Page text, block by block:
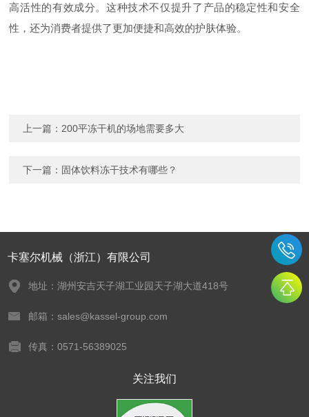
高活性的有效成分。这种技术不仅提升了产品的稳定性和安全
性，还为消费者提供了更加便捷和高效的护肤体验。
上一篇： 200平冻干机的场地需要多大
下一篇： 固体饮料冻干技术有哪些？
卡塞尔机械（浙江）有限公司
地址：湖州安吉天子湖工业园天子湖大道418号
邮箱：sales@kassel-group.com
传真：0571-56389025
关注我们